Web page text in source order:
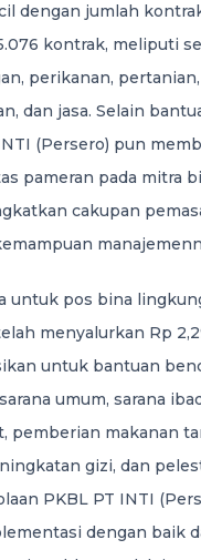
dengan jumlah
kontrak, meliputi
perikanan,
dan jasa. Selain
(Persero) pun
pameran pada mitra
cakupan
untuk pos bina
menyalurkan Rp
untuk bantuan
umum, sarana
pemberian makanan
gizi, dan
PKBL PT INTI
dengan baik